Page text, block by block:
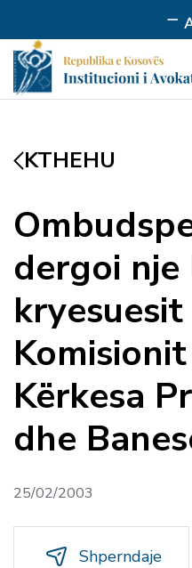
KTHEHU
dergoi
Kërkesa
dhe
25/02/2003
Shperndaje